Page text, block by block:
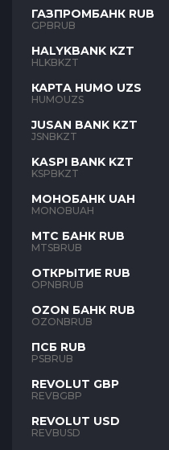
ГАЗПРОМБАНК RUB
GPBRUB
HALYKBANK KZT
HLKBKZT
КАРТА HUMO UZS
HUMOUZS
JUSAN BANK KZT
JSNBKZT
KASPI BANK KZT
KSPBKZT
МОНОБАНК UAH
MONOBUAH
МТС БАНК RUB
MTSBRUB
ОТКРЫТИЕ RUB
OPNBRUB
OZON БАНК RUB
OZONBRUB
ПСБ RUB
PSBRUB
REVOLUT GBP
REVBGBP
REVOLUT USD
REVBUSD